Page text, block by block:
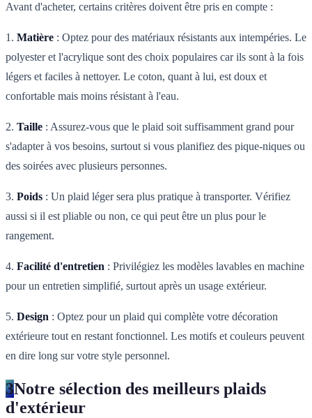
Avant d'acheter, certains critères doivent être pris en compte :
1. Matière : Optez pour des matériaux résistants aux intempéries. Le
polyester et l'acrylique sont des choix populaires car ils sont à la fois
légers et faciles à nettoyer. Le coton, quant à lui, est doux et
confortable mais moins résistant à l'eau.
2. Taille : Assurez-vous que le plaid soit suffisamment grand pour
s'adapter à vos besoins, surtout si vous planifiez des pique-niques ou
des soirées avec plusieurs personnes.
3. Poids : Un plaid léger sera plus pratique à transporter. Vérifiez
aussi si il est pliable ou non, ce qui peut être un plus pour le
rangement.
4. Facilité d'entretien : Privilégiez les modèles lavables en machine
pour un entretien simplifié, surtout après un usage extérieur.
5. Design : Optez pour un plaid qui complète votre décoration
extérieure tout en restant fonctionnel. Les motifs et couleurs peuvent
en dire long sur votre style personnel.
3Notre sélection des meilleurs plaids
d'extérieur